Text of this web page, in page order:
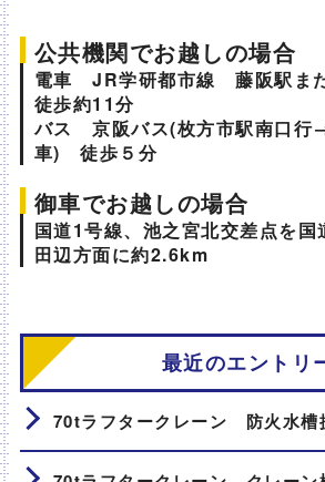
公共機関でお越しの場合
電車 JR学研都市線 藤阪駅ま
徒歩約11分
バス 京阪バス(枚方市駅南口行
車) 徒歩５分
御車でお越しの場合
国道1号線、池之宮北交差点を国
田辺方面に約2.6km
最近のエントリ
70tラフタークレーン 防火水槽